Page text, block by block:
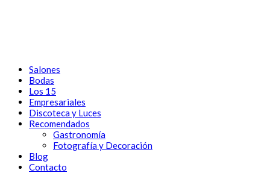
Salones
Bodas
Los 15
Empresariales
Discoteca y Luces
Recomendados
Gastronomía
Fotografía y Decoración
Blog
Contacto